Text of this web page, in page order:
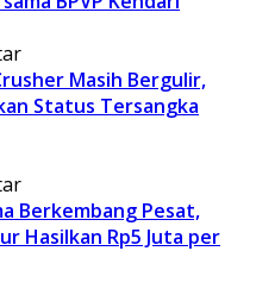
Masih Bergulir,
Status Tersangka
Berkembang Pesat,
Hasilkan Rp5 Juta per